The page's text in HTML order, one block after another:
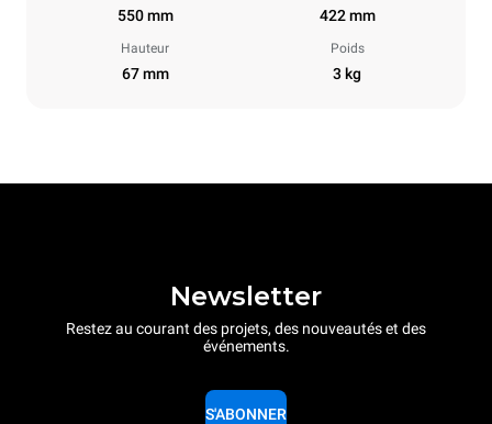
550 mm 422 mm
Hauteur
67 mm
Poids
3 kg
Newsletter
Restez au courant des projets, des nouveautés et des
événements.
S'ABONNER